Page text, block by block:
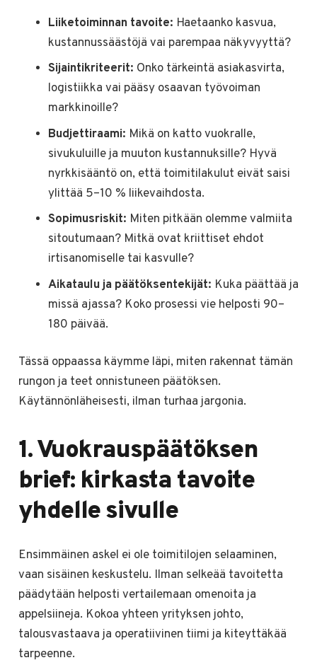
Liiketoiminnan tavoite: Haetaanko kasvua,
kustannussäästöjä vai parempaa näkyvyyttä?
Sijaintikriteerit: Onko tärkeintä asiakasvirta,
logistiikka vai pääsy osaavan työvoiman
markkinoille?
Budjettiraami: Mikä on katto vuokralle,
sivukuluille ja muuton kustannuksille? Hyvä
nyrkkisääntö on, että toimitilakulut eivät saisi
ylittää 5–10 % liikevaihdosta.
Sopimusriskit: Miten pitkään olemme valmiita
sitoutumaan? Mitkä ovat kriittiset ehdot
irtisanomiselle tai kasvulle?
Aikataulu ja päätöksentekijät: Kuka päättää ja
missä ajassa? Koko prosessi vie helposti 90–
180 päivää.
Tässä oppaassa käymme läpi, miten rakennat tämän
rungon ja teet onnistuneen päätöksen.
Käytännönläheisesti, ilman turhaa jargonia.
1. Vuokrauspäätöksen
brief: kirkasta tavoite
yhdelle sivulle
Ensimmäinen askel ei ole toimitilojen selaaminen,
vaan sisäinen keskustelu. Ilman selkeää tavoitetta
päädytään helposti vertailemaan omenoita ja
appelsiineja. Kokoa yhteen yrityksen johto,
talousvastaava ja operatiivinen tiimi ja kiteyttäkää
tarpeenne.